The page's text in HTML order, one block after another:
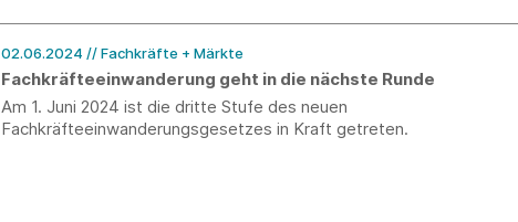
02.06.2024 // Fachkräfte + Märkte
Fachkräfteeinwanderung geht in die nächste Runde
Am 1. Juni 2024 ist die dritte Stufe des neuen
Fachkräfteeinwanderungsgesetzes in Kraft getreten.